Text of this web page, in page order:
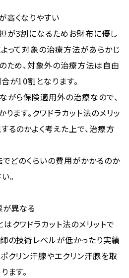
くなりやすい
が3割になるためお財布に優し
って対象の治療方法があらかじ
ため、対象外の治療方法は自由
が10割となります。
がら保険適用外の治療なので、
ます。クワドラカット法のメリッ
るのかよく考えた上で、治療方
でどのくらいの費用がかかるのか
。
異なる
クワドラカット法のメリットで
の技術レベルが低かったり実績
クリン汗腺やエクリン汗腺を取
ます。